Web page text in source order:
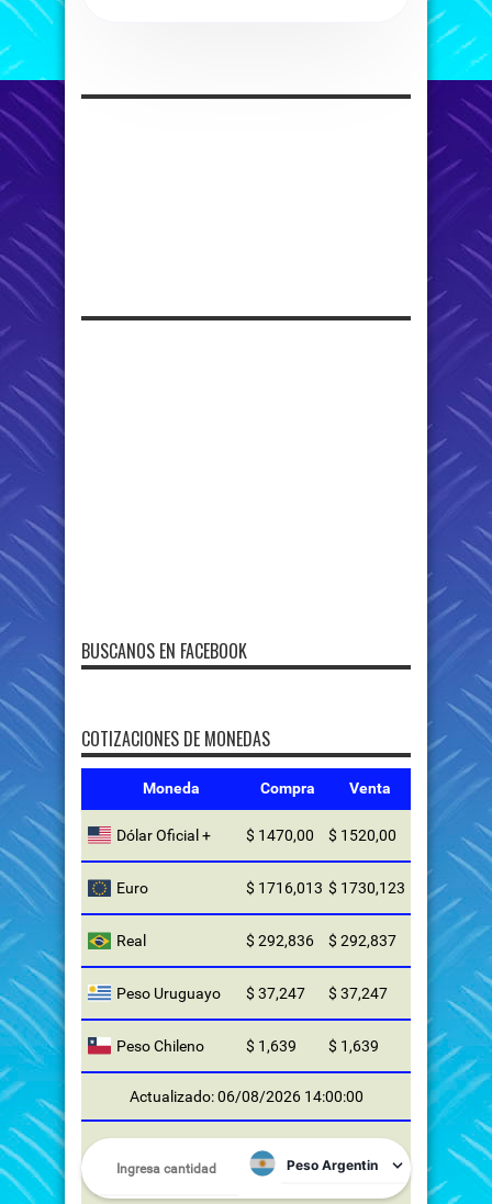
BUSCANOS EN FACEBOOK
COTIZACIONES DE MONEDAS
Moneda Compra Venta
Dólar Oficial + $ 1470,00 $ 1520,00
Euro $ 1716,013 $ 1730,123
Real $ 292,836 $ 292,837
Peso Uruguayo $ 37,247 $ 37,247
Peso Chileno $ 1,639 $ 1,639
Actualizado: 06/08/2026 14:00:00